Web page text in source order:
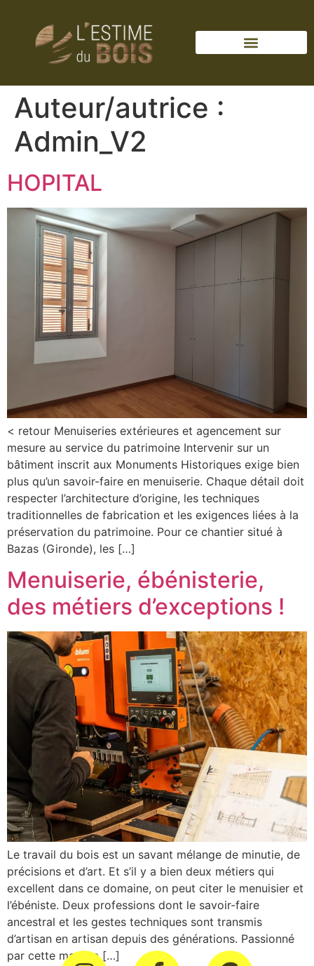
Auteur/autrice :
Admin_V2
HOPITAL
< retour Menuiseries extérieures et agencement sur
mesure au service du patrimoine Intervenir sur un
bâtiment inscrit aux Monuments Historiques exige bien
plus qu’un savoir-faire en menuiserie. Chaque détail doit
respecter l’architecture d’origine, les techniques
traditionnelles de fabrication et les exigences liées à la
préservation du patrimoine. Pour ce chantier situé à
Bazas (Gironde), les […]
Menuiserie, ébénisterie,
des métiers d’exceptions !
Le travail du bois est un savant mélange de minutie, de
précisions et d’art. Et s’il y a bien deux métiers qui
excellent dans ce domaine, on peut citer le menuisier et
l’ébéniste. Deux professions dont le savoir-faire
ancestral et les gestes techniques sont transmis
d’artisan en artisan depuis des générations. Passionné
par cette matière […]